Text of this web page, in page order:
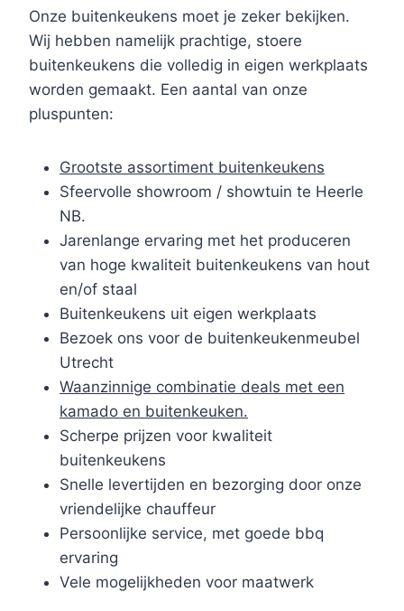
Onze buitenkeukens moet je zeker bekijken.
Wij hebben namelijk prachtige, stoere
buitenkeukens die volledig in eigen werkplaats
worden gemaakt. Een aantal van onze
pluspunten:
Grootste assortiment buitenkeukens
Sfeervolle showroom / showtuin te Heerle
NB.
Jarenlange ervaring met het produceren
van hoge kwaliteit buitenkeukens van hout
en/of staal
Buitenkeukens uit eigen werkplaats
Bezoek ons voor de buitenkeukenmeubel
Utrecht
Waanzinnige combinatie deals met een
kamado en buitenkeuken.
Scherpe prijzen voor kwaliteit
buitenkeukens
Snelle levertijden en bezorging door onze
vriendelijke chauffeur
Persoonlijke service, met goede bbq
ervaring
Vele mogelijkheden voor maatwerk